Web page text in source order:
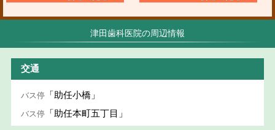
津田歯科医院の周辺情報
交通
バス停 「助任小橋」
バス停 「助任本町五丁目」